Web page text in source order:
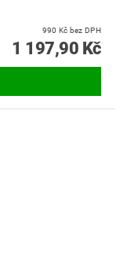
990 Kč bez DPH
1 197,90 Kč